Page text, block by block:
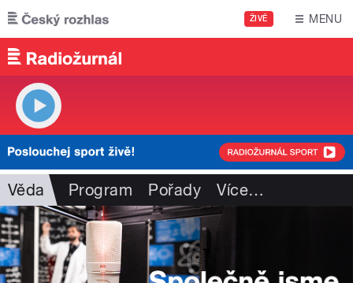
Přejít k hlavnímu obsahu
ŽIVĚ MENU
Věda Program Pořady Více…